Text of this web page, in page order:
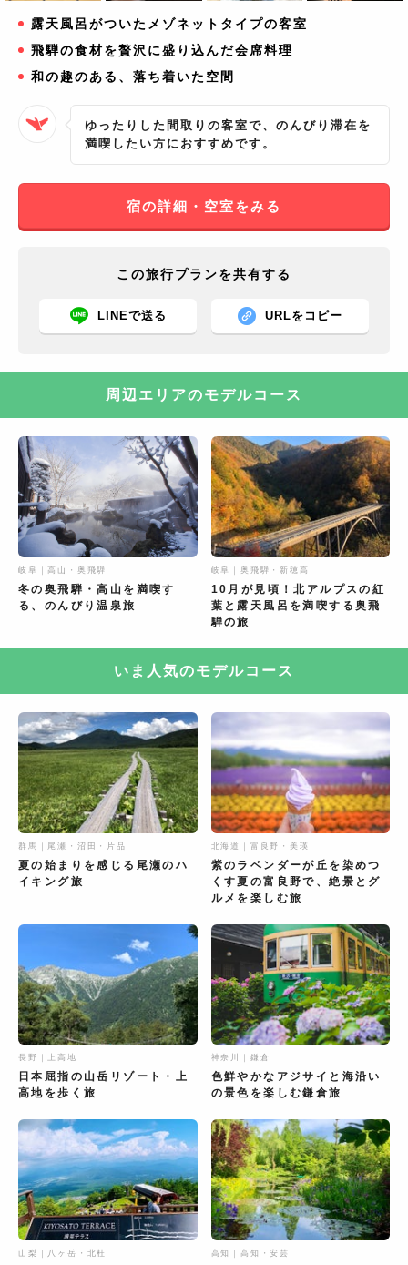
露天風呂がついたメゾネットタイプの客室
飛騨の食材を贅沢に盛り込んだ会席料理
和の趣のある、落ち着いた空間
ゆったりした間取りの客室で、のんびり滞在を
満喫したい方におすすめです。
宿の詳細・空室をみる
この旅行プランを共有する
LINEで送る URLをコピー
周辺エリアのモデルコース
岐阜｜高山・奥飛騨
冬の奥飛騨・高山を満喫す
る、のんびり温泉旅
岐阜｜奥飛騨・新穂高
10月が見頃！北アルプスの紅
葉と露天風呂を満喫する奥飛
騨の旅
いま人気のモデルコース
群馬｜尾瀬・沼田・片品
夏の始まりを感じる尾瀬のハ
イキング旅
北海道｜富良野・美瑛
紫のラベンダーが丘を染めつ
くす夏の富良野で、絶景とグ
ルメを楽しむ旅
長野｜上高地
日本屈指の山岳リゾート・上
高地を歩く旅
神奈川｜鎌倉
色鮮やかなアジサイと海沿い
の景色を楽しむ鎌倉旅
山梨｜八ヶ岳・北杜 高知｜高知・安芸